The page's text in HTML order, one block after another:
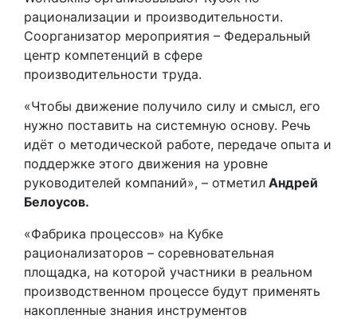
рационализации и производительности.
Соорганизатор мероприятия – Федеральный
центр компетенций в сфере
производительности труда.
«Чтобы движение получило силу и смысл, его
нужно поставить на системную основу. Речь
идёт о методической работе, передаче опыта и
поддержке этого движения на уровне
руководителей компаний», – отметил Андрей
Белоусов.
«Фабрика процессов» на Кубке
рационализаторов – соревновательная
площадка, на которой участники в реальном
производственном процессе будут применять
накопленные знания инструментов